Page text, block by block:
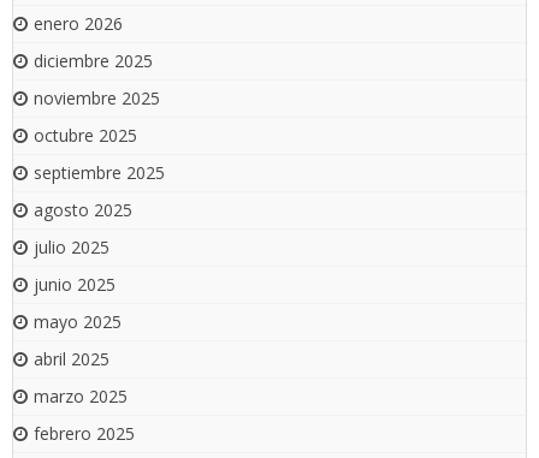
enero 2026
diciembre 2025
noviembre 2025
octubre 2025
septiembre 2025
agosto 2025
julio 2025
junio 2025
mayo 2025
abril 2025
marzo 2025
febrero 2025